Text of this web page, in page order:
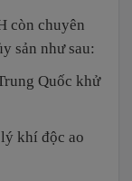
còn chuyên
sản như sau:
Quốc khử
khí độc ao